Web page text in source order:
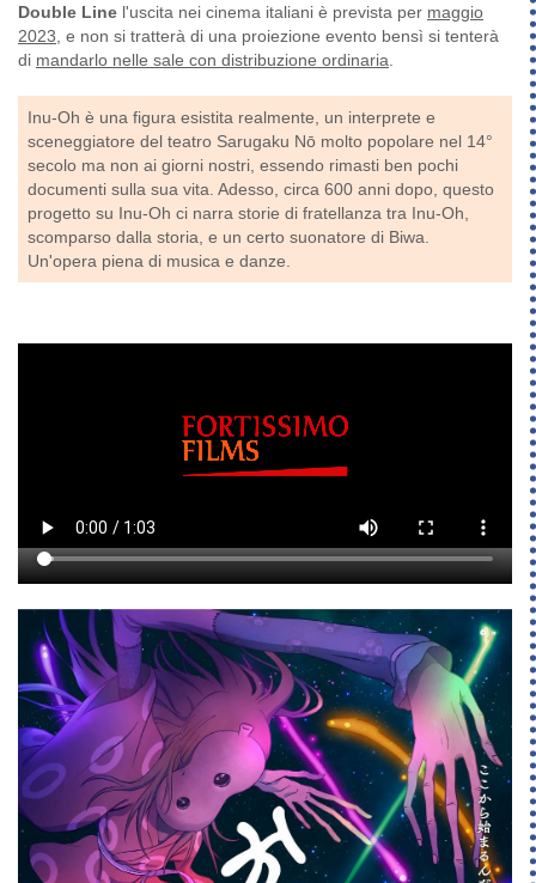
Double Line l'uscita nei cinema italiani è prevista per maggio
2023, e non si tratterà di una proiezione evento bensì si tenterà
di mandarlo nelle sale con distribuzione ordinaria.
Inu-Oh è una figura esistita realmente, un interprete e
sceneggiatore del teatro Sarugaku Nō molto popolare nel 14°
secolo ma non ai giorni nostri, essendo rimasti ben pochi
documenti sulla sua vita. Adesso, circa 600 anni dopo, questo
progetto su Inu-Oh ci narra storie di fratellanza tra Inu-Oh,
scomparso dalla storia, e un certo suonatore di Biwa.
Un'opera piena di musica e danze.